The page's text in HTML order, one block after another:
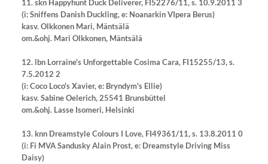
11. skn Happyhunt Duck Deliverer, FI52276/11, s. 10.9.2011 3
(i: Sniffens Danish Duckling, e: Noanarkin VIpera Berus)
kasv. Olkkonen Mari, Mäntsälä
om.&ohj. Mari Olkkonen, Mäntsälä
12. lbn Lorraine's Unforgettable Cosima Cara, FI15255/13, s.
7.5.2012 2
(i: Coco Loco's Xavier, e: Bryndym's Ellie)
kasv. Sabine Oelerich, 25541 Brunsbüttel
om.&ohj. Lasse Isomeri, Helsinki
13. knn Dreamstyle Colours I Love, FI49361/11, s. 13.8.2011 0
(i: Fi MVA Sandusky Alain Prost, e: Dreamstyle Driving Miss
Daisy)